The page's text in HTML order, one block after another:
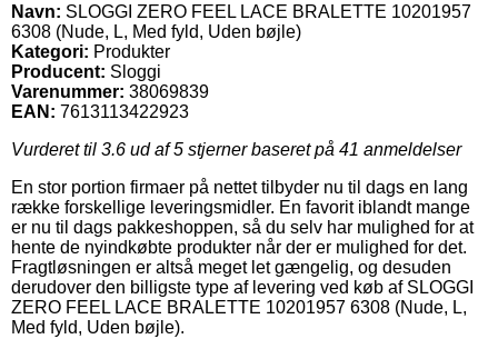
Navn: SLOGGI ZERO FEEL LACE BRALETTE 10201957
6308 (Nude, L, Med fyld, Uden bøjle)
Kategori: Produkter
Producent: Sloggi
Varenummer: 38069839
EAN: 7613113422923
Vurderet til 3.6 ud af 5 stjerner baseret på 41 anmeldelser
En stor portion firmaer på nettet tilbyder nu til dags en lang
række forskellige leveringsmidler. En favorit iblandt mange
er nu til dags pakkeshoppen, så du selv har mulighed for at
hente de nyindkøbte produkter når der er mulighed for det.
Fragtløsningen er altså meget let gængelig, og desuden
derudover den billigste type af levering ved køb af SLOGGI
ZERO FEEL LACE BRALETTE 10201957 6308 (Nude, L,
Med fyld, Uden bøjle).